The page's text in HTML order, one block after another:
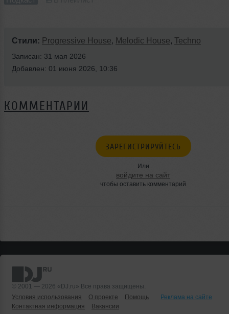
Стили: Progressive House, Melodic House, Techno
Записан: 31 мая 2026
Добавлен: 01 июня 2026, 10:36
КОММЕНТАРИИ
ЗАРЕГИСТРИРУЙТЕСЬ
Или
войдите на сайт
чтобы оставить комментарий
© 2001 — 2026 «DJ.ru» Все права защищены.
Условия использования
О проекте Помощь
Реклама на сайте
Контактная информация
Вакансии